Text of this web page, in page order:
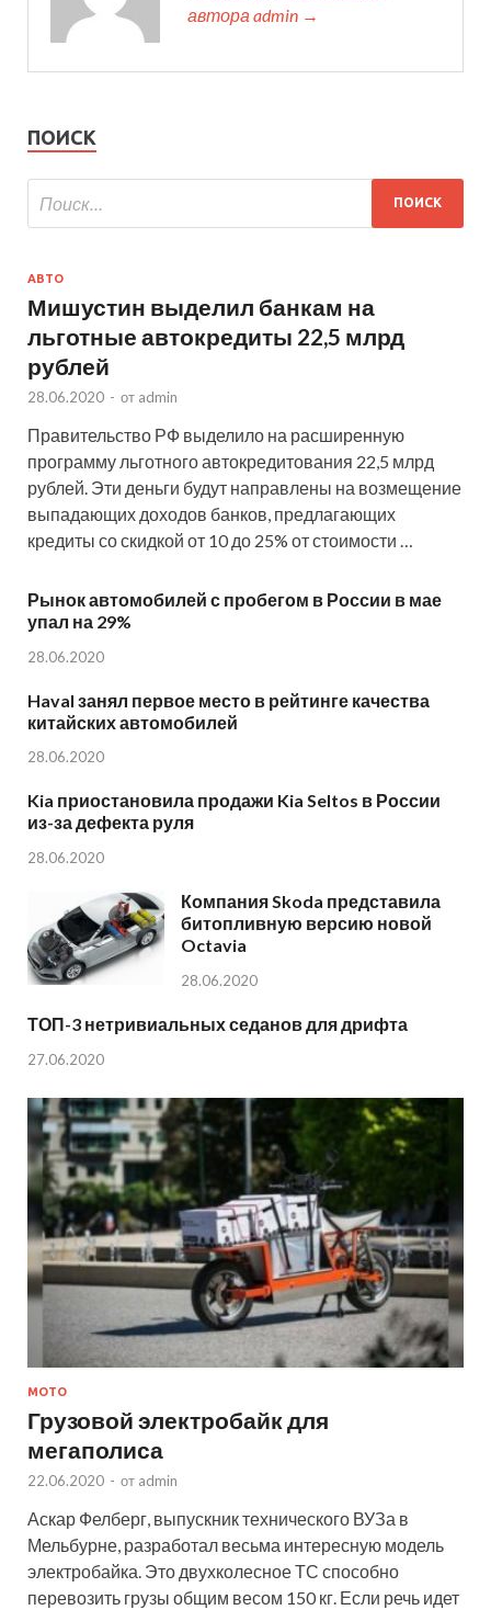
автора admin →
ПОИСК
АВТО
Мишустин выделил банкам на
льготные автокредиты 22,5 млрд
рублей
28.06.2020 - от admin
Правительство РФ выделило на расширенную
программу льготного автокредитования 22,5 млрд
рублей. Эти деньги будут направлены на возмещение
выпадающих доходов банков, предлагающих
кредиты со скидкой от 10 до 25% от стоимости …
Рынок автомобилей с пробегом в России в мае
упал на 29%
28.06.2020
Haval занял первое место в рейтинге качества
китайских автомобилей
28.06.2020
Kia приостановила продажи Kia Seltos в России
из-за дефекта руля
28.06.2020
Компания Skoda представила
битопливную версию новой
Octavia
28.06.2020
ТОП-3 нетривиальных седанов для дрифта
27.06.2020
МОТО
Грузовой электробайк для
мегаполиса
22.06.2020 - от admin
Аскар Фелберг, выпускник технического ВУЗа в
Мельбурне, разработал весьма интересную модель
электробайка. Это двухколесное ТС способно
перевозить грузы общим весом 150 кг. Если речь идет